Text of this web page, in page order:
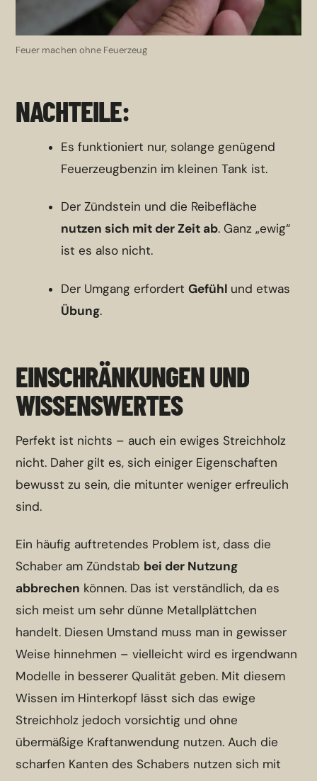
Feuer machen ohne Feuerzeug
NACHTEILE:
Es funktioniert nur, solange genügend
Feuerzeugbenzin im kleinen Tank ist.
Der Zündstein und die Reibefläche
nutzen sich mit der Zeit ab. Ganz „ewig“
ist es also nicht.
Der Umgang erfordertGefühl und etwas
Übung.
EINSCHRÄNKUNGEN UND
WISSENSWERTES
Perfekt ist nichts – auch ein ewiges Streichholz
nicht. Daher gilt es, sich einiger Eigenschaften
bewusst zu sein, die mitunter weniger erfreulich
sind.
Ein häufig auftretendes Problem ist, dass die
Schaber am Zündstab bei der Nutzung
abbrechen können. Das ist verständlich, da es
sich meist um sehr dünne Metallplättchen
handelt. Diesen Umstand muss man in gewisser
Weise hinnehmen – vielleicht wird es irgendwann
Modelle in besserer Qualität geben. Mit diesem
Wissen im Hinterkopf lässt sich das ewige
Streichholz jedoch vorsichtig und ohne
übermäßige Kraftanwendung nutzen. Auch die
scharfen Kanten des Schabers nutzen sich mit